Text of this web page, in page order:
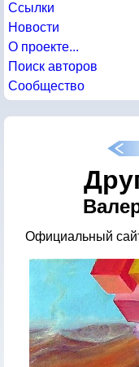
Ссылки
Новости
О проекте...
Поиск авторов
Сообщество
Официальный